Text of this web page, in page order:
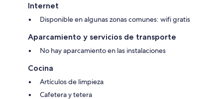
Internet
Disponible en algunas zonas comunes: wifi gratis
Aparcamiento y servicios de transporte
No hay aparcamiento en las instalaciones
Cocina
Artículos de limpieza
Cafetera y tetera